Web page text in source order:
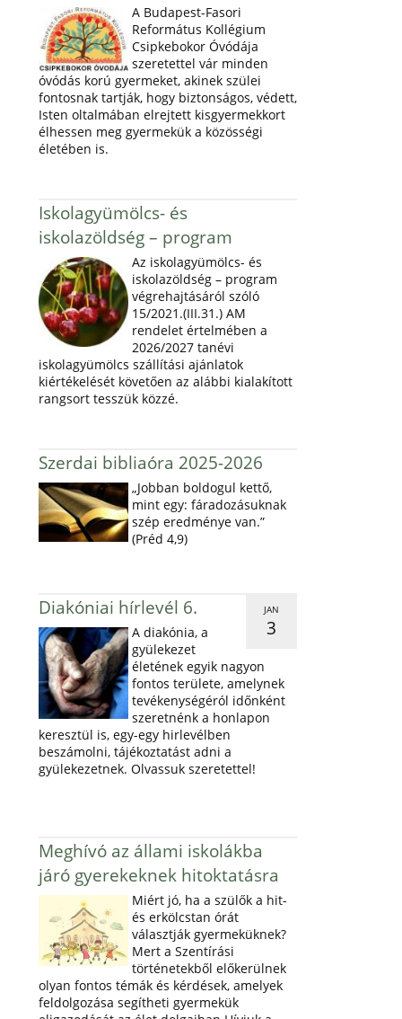
A Budapest-Fasori
Református Kollégium
Csipkebokor Óvódája
szeretettel vár minden
óvódás korú gyermeket, akinek szülei
fontosnak tartják, hogy biztonságos, védett,
Isten oltalmában elrejtett kisgyermekkort
élhessen meg gyermekük a közösségi
életében is.
Iskolagyümölcs- és
iskolazöldség – program
Az iskolagyümölcs- és
iskolazöldség – program
végrehajtásáról szóló
15/2021.(III.31.) AM
rendelet értelmében a
2026/2027 tanévi
iskolagyümölcs szállítási ajánlatok
kiértékelését követően az alábbi kialakított
rangsort tesszük közzé.
Szerdai bibliaóra 2025-2026
„Jobban boldogul kettő,
mint egy: fáradozásuknak
szép eredménye van.”
(Préd 4,9)
JAN
3
Diakóniai hírlevél 6.
A diakónia, a
gyülekezet
életének egyik nagyon
fontos területe, amelynek
tevékenységéról időnként
szeretnénk a honlapon
keresztül is, egy-egy hirlevélben
beszámolni, tájékoztatást adni a
gyülekezetnek. Olvassuk szeretettel!
Meghívó az állami iskolákba
járó gyerekeknek hitoktatásra
Miért jó, ha a szülők a hit-
és erkölcstan órát
választják gyermeküknek?
Mert a Szentírási
történetekből előkerülnek
olyan fontos témák és kérdések, amelyek
feldolgozása segítheti gyermekük